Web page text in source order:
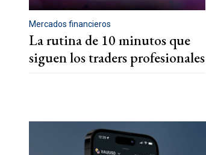
Mercados financieros
La rutina de 10 minutos que
siguen los traders profesionales